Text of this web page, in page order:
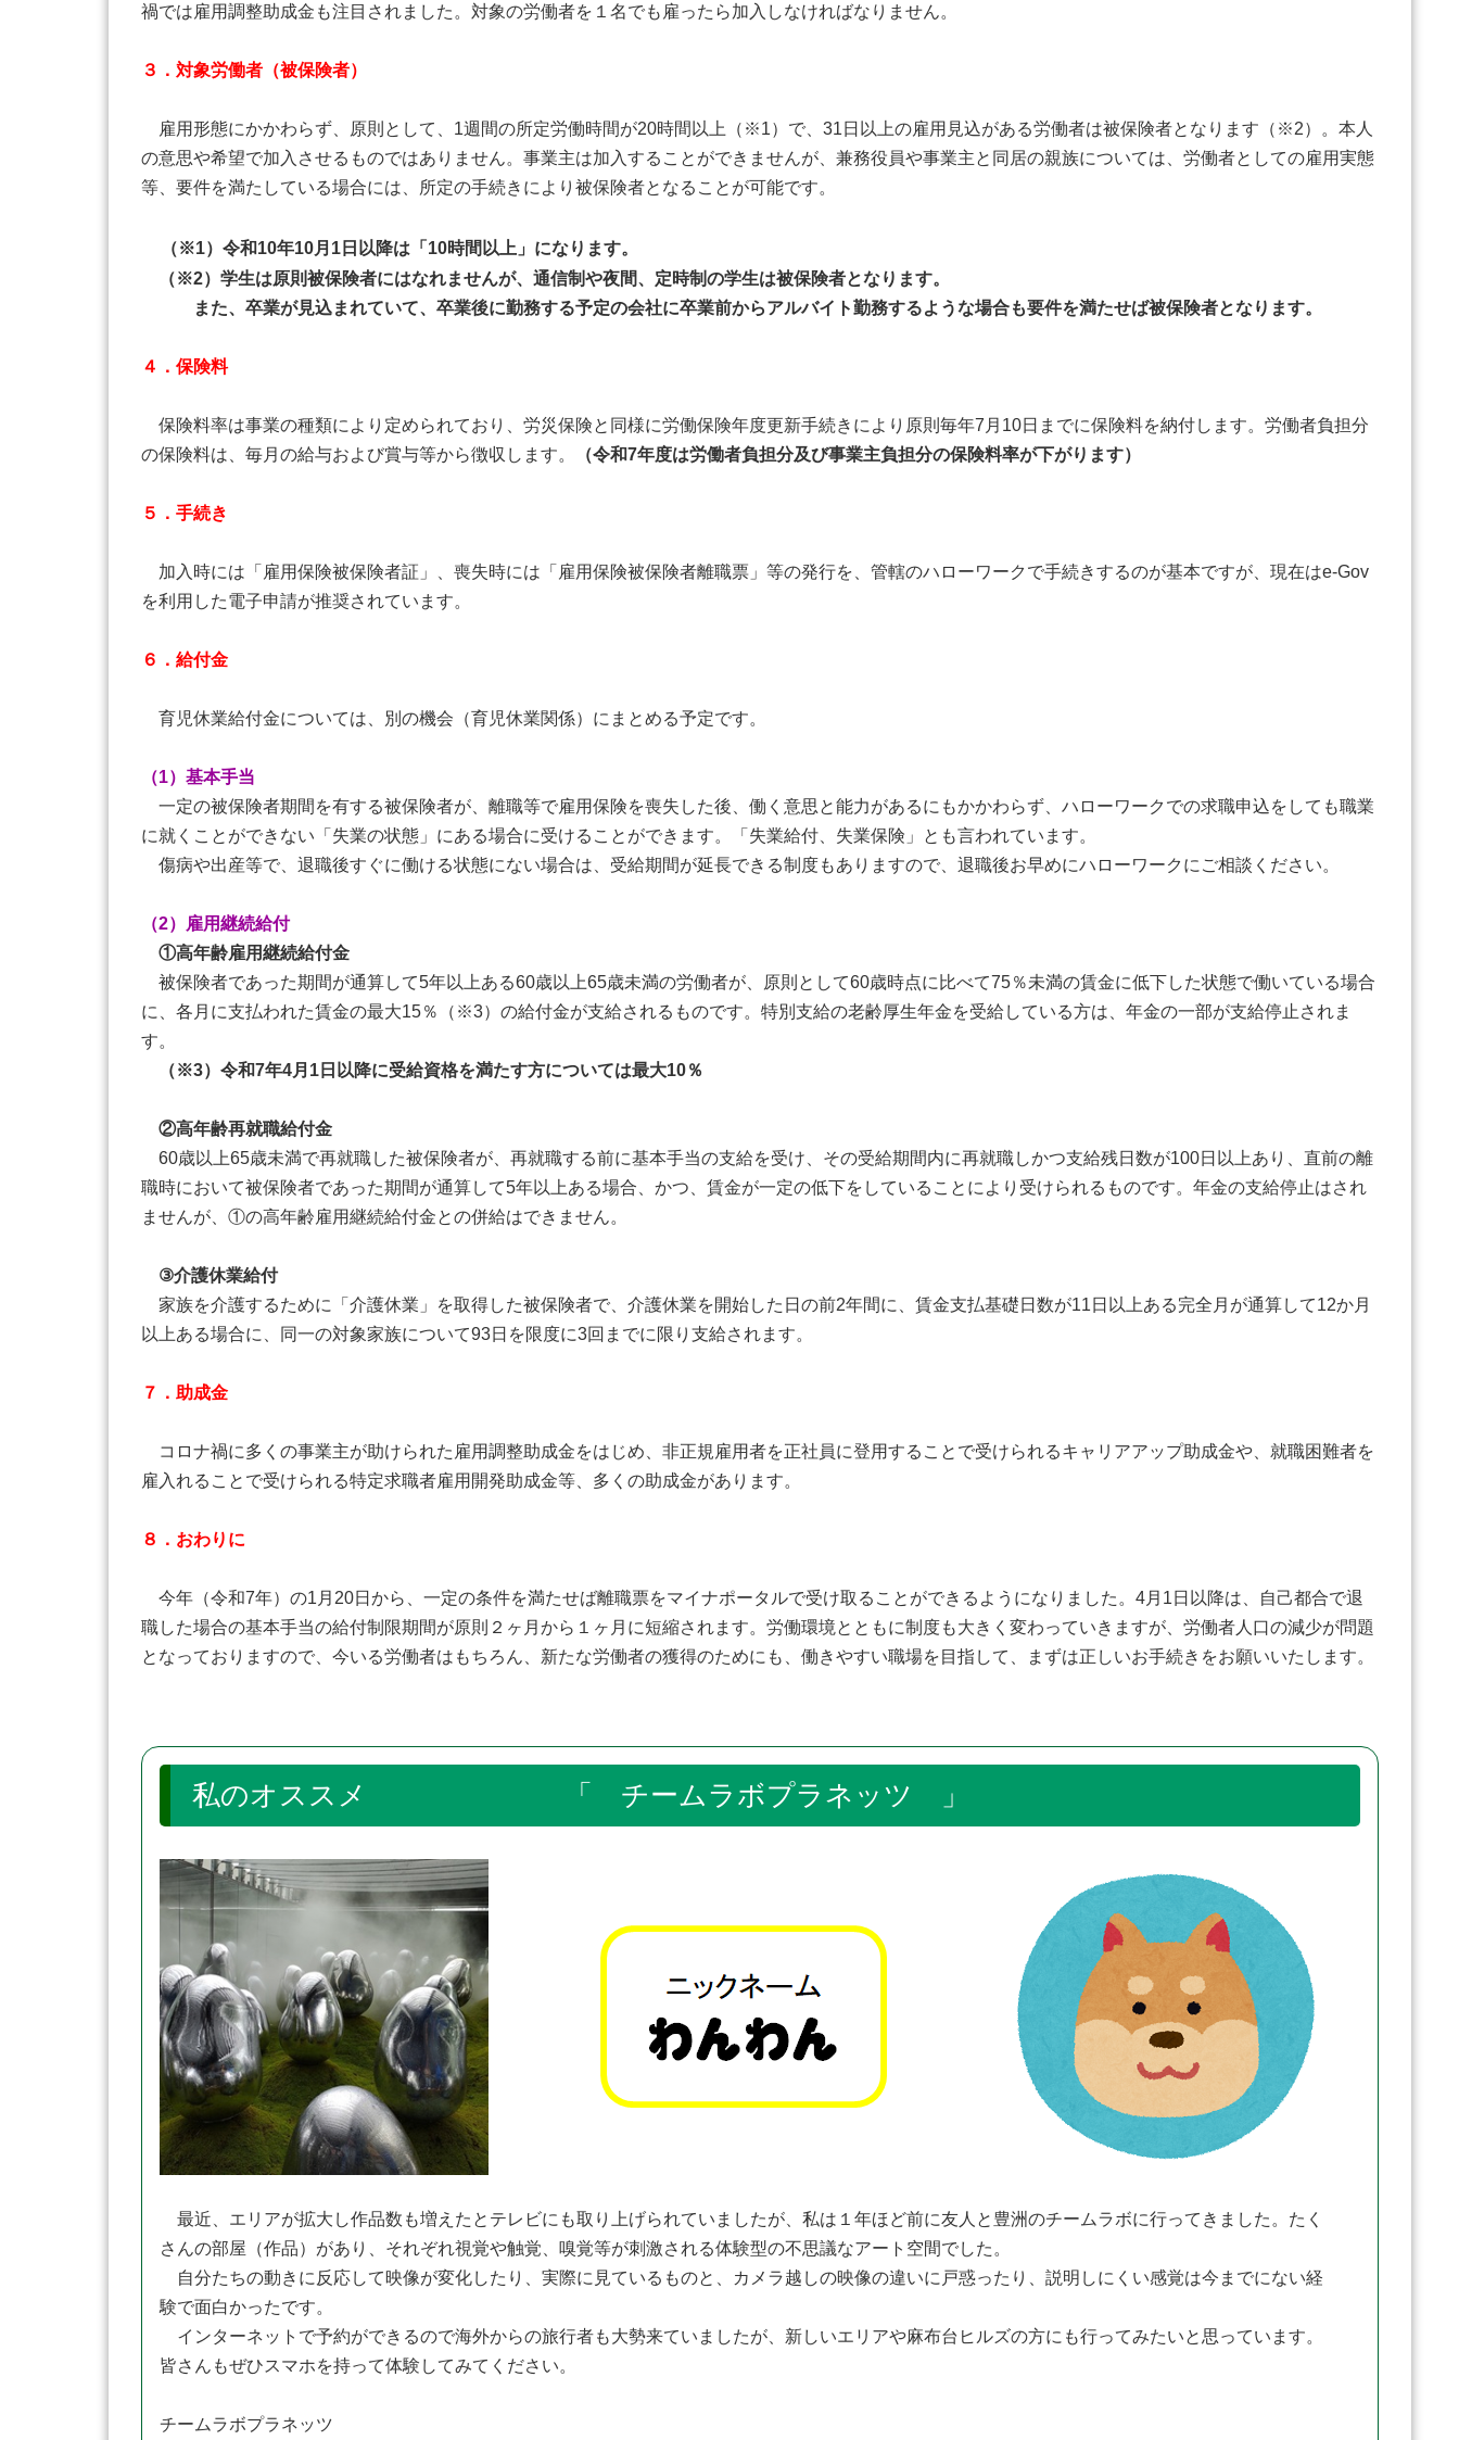
禍では雇用調整助成金も注目されました。対象の労働者を１名でも雇ったら加入しなければなりません。
３．対象労働者（被保険者）
雇用形態にかかわらず、原則として、1週間の所定労働時間が20時間以上（※1）で、31日以上の雇用見込がある労働者は被保険者となります（※2）。本人
の意思や希望で加入させるものではありません。事業主は加入することができませんが、兼務役員や事業主と同居の親族については、労働者としての雇用実態
等、要件を満たしている場合には、所定の手続きにより被保険者となることが可能です。
（※1）令和10年10月1日以降は「10時間以上」になります。
（※2）学生は原則被保険者にはなれませんが、通信制や夜間、定時制の学生は被保険者となります。
また、卒業が見込まれていて、卒業後に勤務する予定の会社に卒業前からアルバイト勤務するような場合も要件を満たせば被保険者となります。
４．保険料
保険料率は事業の種類により定められており、労災保険と同様に労働保険年度更新手続きにより原則毎年7月10日までに保険料を納付します。労働者負担分
の保険料は、毎月の給与および賞与等から徴収します。
（令和7年度は労働者負担分及び事業主負担分の保険料率が下がります）
５．手続き
加入時には「雇用保険被保険者証」、喪失時には「雇用保険被保険者離職票」等の発行を、管轄のハローワークで手続きするのが基本ですが、現在はe-Gov
を利用した電子申請が推奨されています。
６．給付金
育児休業給付金については、別の機会（育児休業関係）にまとめる予定です。
（1）基本手当
一定の被保険者期間を有する被保険者が、離職等で雇用保険を喪失した後、働く意思と能力があるにもかかわらず、ハローワークでの求職申込をしても職業
に就くことができない「失業の状態」にある場合に受けることができます。「失業給付、失業保険」とも言われています。
傷病や出産等で、退職後すぐに働ける状態にない場合は、受給期間が延長できる制度もありますので、退職後お早めにハローワークにご相談ください。
（2）雇用継続給付
①高年齢雇用継続給付金
被保険者であった期間が通算して5年以上ある60歳以上65歳未満の労働者が、原則として60歳時点に比べて75％未満の賃金に低下した状態で働いている場合
に、各月に支払われた賃金の最大15％（※3）の給付金が支給されるものです。特別支給の老齢厚生年金を受給している方は、年金の一部が支給停止されま
す。
（※3）令和7年4月1日以降に受給資格を満たす方については最大10％
②高年齢再就職給付金
60歳以上65歳未満で再就職した被保険者が、再就職する前に基本手当の支給を受け、その受給期間内に再就職しかつ支給残日数が100日以上あり、直前の離
職時において被保険者であった期間が通算して5年以上ある場合、かつ、賃金が一定の低下をしていることにより受けられるものです。年金の支給停止はされ
ませんが、①の高年齢雇用継続給付金との併給はできません。
③介護休業給付
家族を介護するために「介護休業」を取得した被保険者で、介護休業を開始した日の前2年間に、賃金支払基礎日数が11日以上ある完全月が通算して12か月
以上ある場合に、同一の対象家族について93日を限度に3回までに限り支給されます。
７．助成金
コロナ禍に多くの事業主が助けられた雇用調整助成金をはじめ、非正規雇用者を正社員に登用することで受けられるキャリアアップ助成金や、就職困難者を
雇入れることで受けられる特定求職者雇用開発助成金等、多くの助成金があります。
８．おわりに
今年（令和7年）の1月20日から、一定の条件を満たせば離職票をマイナポータルで受け取ることができるようになりました。4月1日以降は、自己都合で退
職した場合の基本手当の給付制限期間が原則２ヶ月から１ヶ月に短縮されます。労働環境とともに制度も大きく変わっていきますが、労働者人口の減少が問題
となっておりますので、今いる労働者はもちろん、新たな労働者の獲得のためにも、働きやすい職場を目指して、まずは正しいお手続きをお願いいたします。
私のオススメ 「 チームラボプラネッツ 」
最近、エリアが拡大し作品数も増えたとテレビにも取り上げられていましたが、私は１年ほど前に友人と豊洲のチームラボに行ってきました。たく
さんの部屋（作品）があり、それぞれ視覚や触覚、嗅覚等が刺激される体験型の不思議なアート空間でした。
自分たちの動きに反応して映像が変化したり、実際に見ているものと、カメラ越しの映像の違いに戸惑ったり、説明しにくい感覚は今までにない経
験で面白かったです。
インターネットで予約ができるので海外からの旅行者も大勢来ていましたが、新しいエリアや麻布台ヒルズの方にも行ってみたいと思っています。
皆さんもぜひスマホを持って体験してみてください。
チームラボプラネッツ